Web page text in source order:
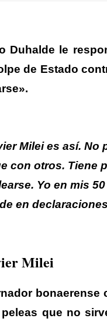
Duhalde le
de Estado
Milei es así. No
con otros. Tiene
Yo en mis
en
Milei
que no